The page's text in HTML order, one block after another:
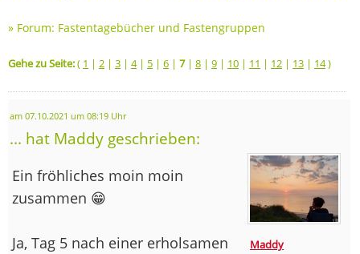
» Forum: Fastentagebücher und Fastengruppen
Gehe zu Seite:( 1 | 2 | 3 | 4| 5 | 6 | 7| 8 | 9 | 10 | 11 | 12 | 13 | 14)
am 07.10.2021 um 08:19 Uhr
... hat Maddy geschrieben:
Maddy
Ein fröhliches moin moin
zusammen 😁
Ja, Tag 5 nach einer erholsamen